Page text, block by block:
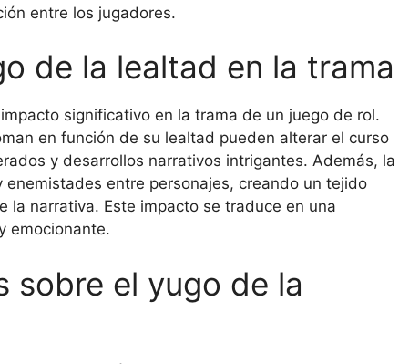
entre los jugadores.
de la lealtad en la trama
significativo en la trama de un juego de rol.
en función de su lealtad pueden alterar el curso
y desarrollos narrativos intrigantes. Además, la
entre personajes, creando un tejido
la narrativa. Este impacto se traduce en una
emocionante.
sobre el yugo de la